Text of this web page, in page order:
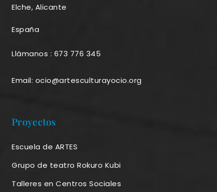
Elche, Alicante
España
Llámanos : 673 776 345
Email: ocio@artesculturayocio.org
Proyectos
Escuela de ARTES
Grupo de teatro Rokuro Kubi
Talleres en Centros Sociales